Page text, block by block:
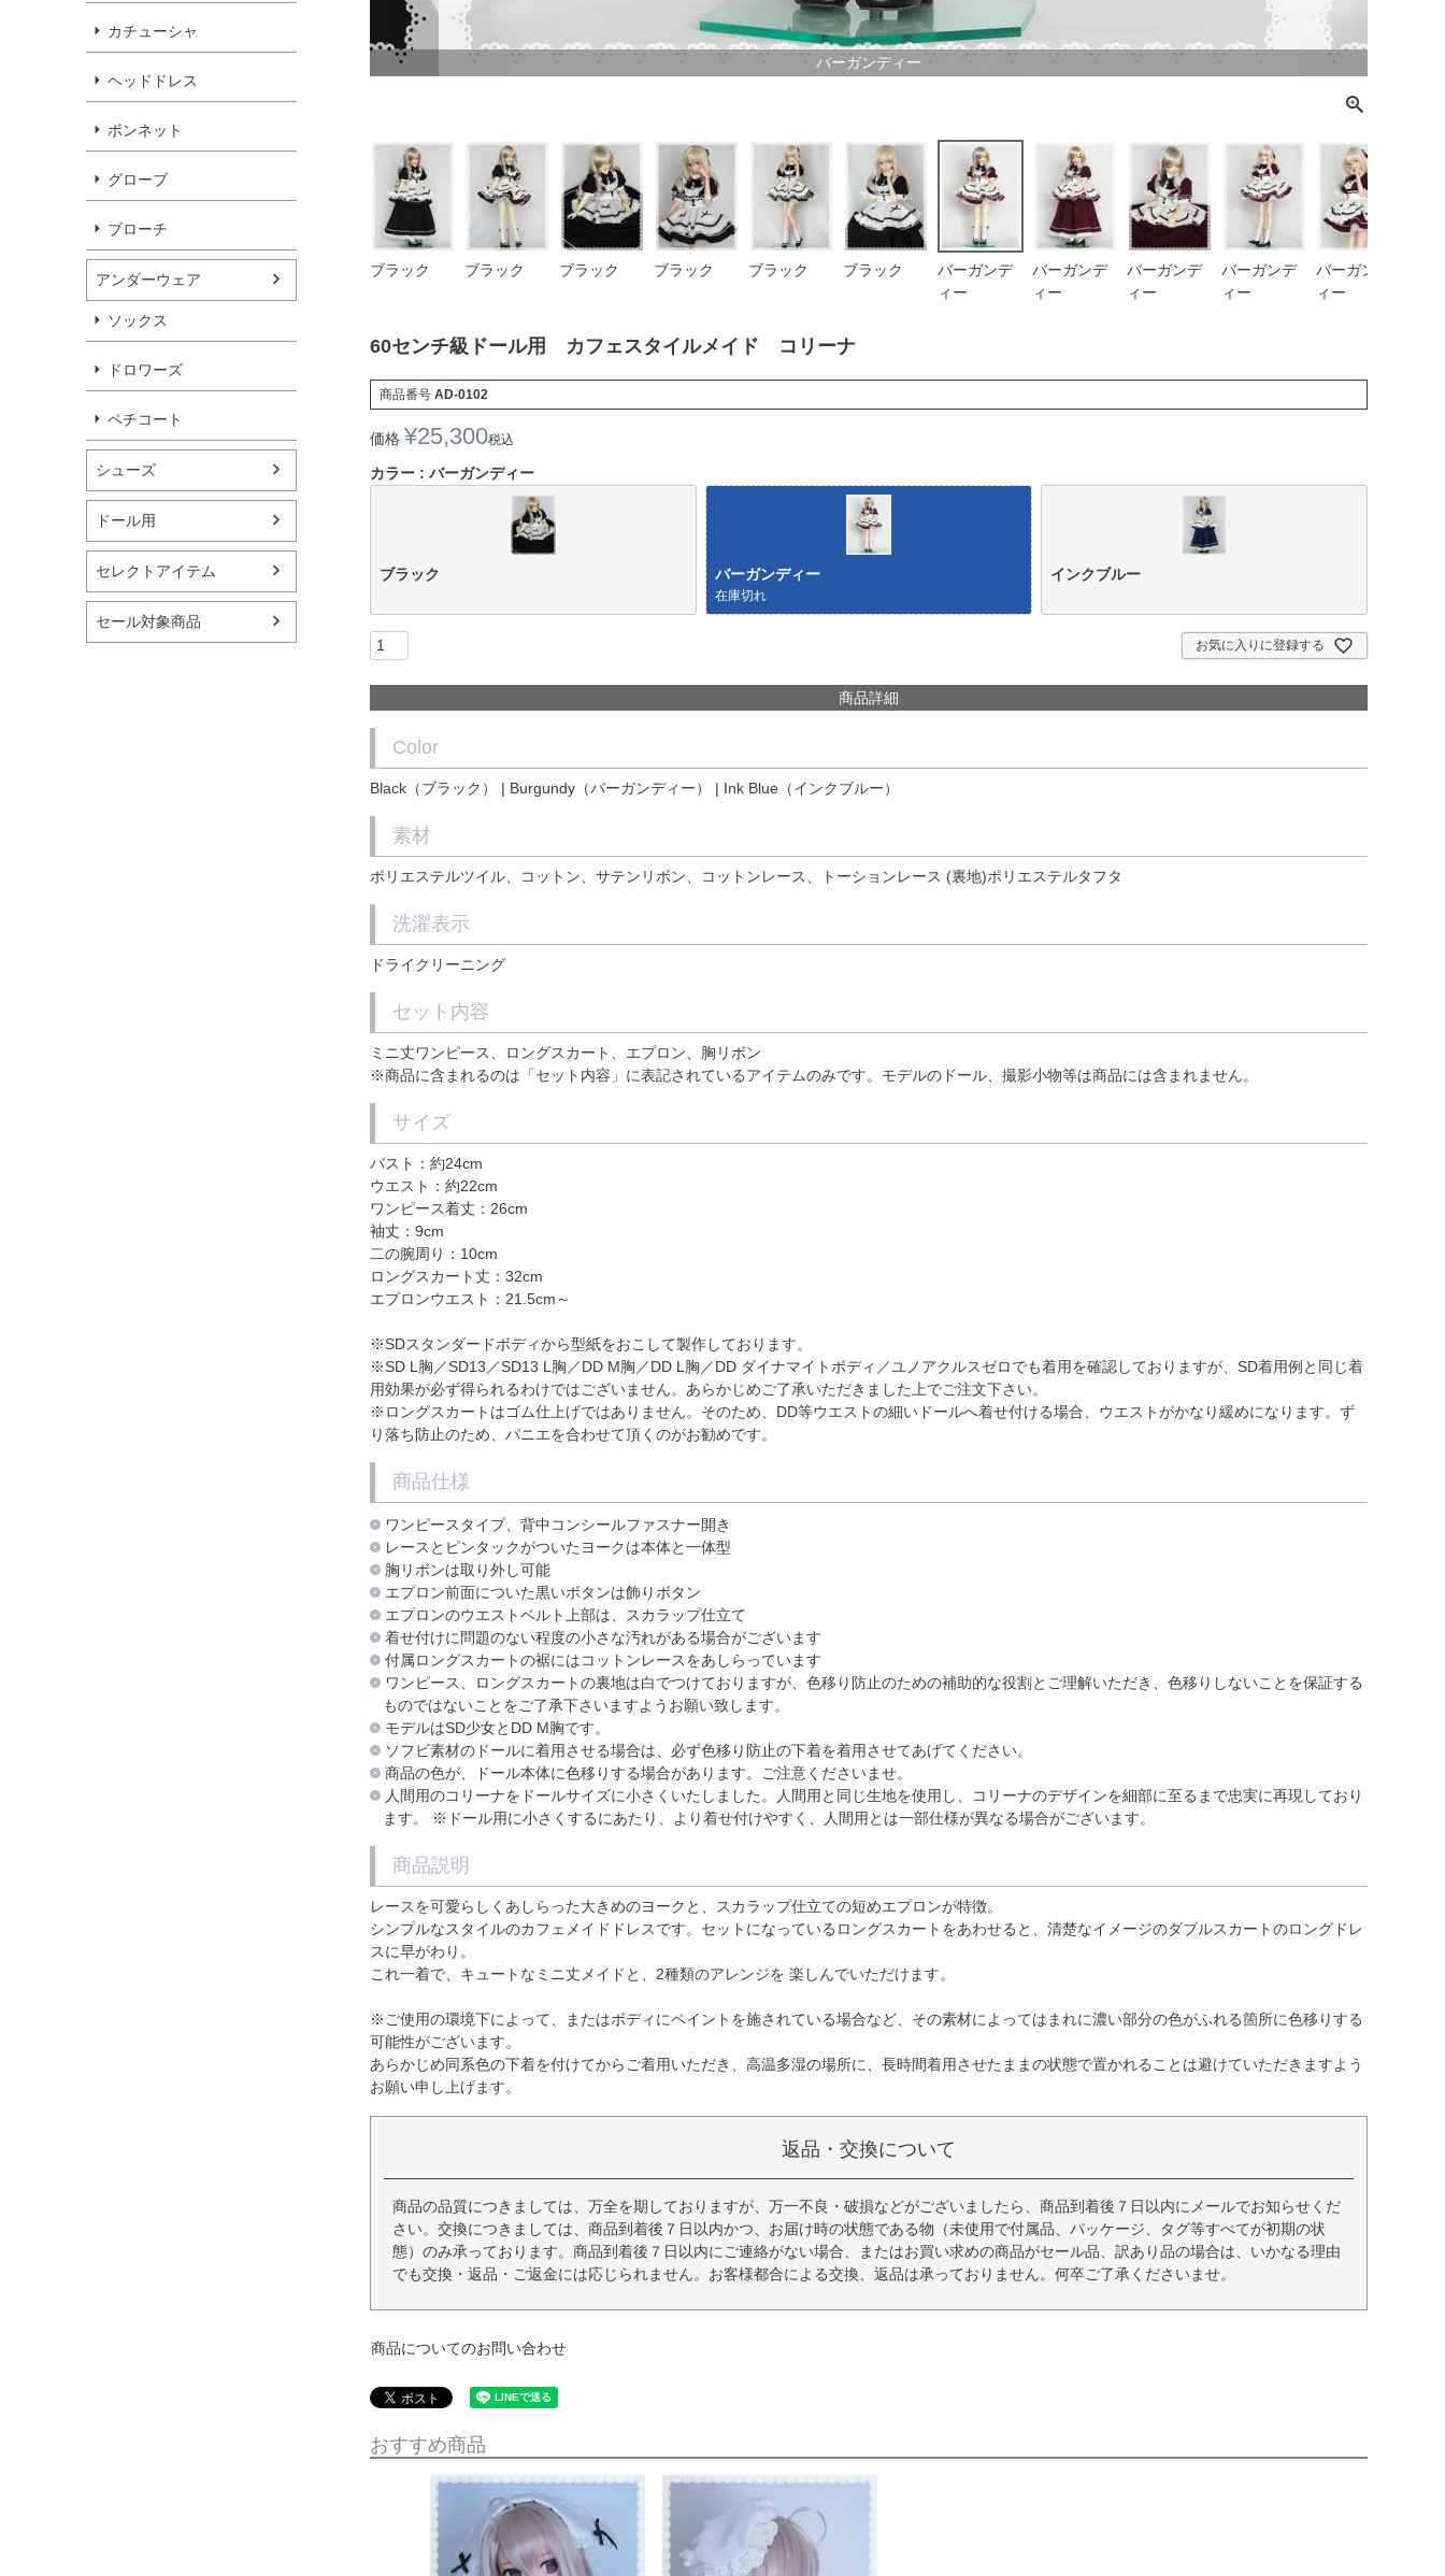
カチューシャ
ヘッドドレス
ボンネット
グローブ
ブローチ
アンダーウェア
ソックス
ドロワーズ
ペチコート
シューズ
ドール用
セレクトアイテム
セール対象商品
バーガンディー
ブラック ブラック ブラック ブラック ブラック ブラック
バーガンデ
ィー
バーガンデ
ィー
バーガンデ
ィー
バーガンデ
ィー
バーガンデ
ィー
60センチ級ドール用 カフェスタイルメイド コリーナ
商品番号 AD-0102
価格 ¥25,300税込
カラー バーガンディー
ブラック バーガンディー
在庫切れ
インクブルー
お気に入りに登録する
商品詳細
Color
Black（ブラック） | Burgundy（バーガンディー） | Ink Blue（インクブルー）
素材
ポリエステルツイル、コットン、サテンリボン、コットンレース、トーションレース (裏地)ポリエステルタフタ
洗濯表示
ドライクリーニング
セット内容
ミニ丈ワンピース、ロングスカート、エプロン、胸リボン
※商品に含まれるのは「セット内容」に表記されているアイテムのみです。モデルのドール、撮影小物等は商品には含まれません。
サイズ
バスト：約24cm
ウエスト：約22cm
ワンピース着丈：26cm
袖丈：9cm
二の腕周り：10cm
ロングスカート丈：32cm
エプロンウエスト：21.5cm～
※SDスタンダードボディから型紙をおこして製作しております。
※SD L胸／SD13／SD13 L胸／DD M胸／DD L胸／DD ダイナマイトボディ／ユノアクルスゼロでも着用を確認しておりますが、SD着用例と同じ着
用効果が必ず得られるわけではございません。あらかじめご了承いただきました上でご注文下さい。
※ロングスカートはゴム仕上げではありません。そのため、DD等ウエストの細いドールへ着せ付ける場合、ウエストがかなり緩めになります。ず
り落ち防止のため、パニエを合わせて頂くのがお勧めです。
商品仕様
ワンピースタイプ、背中コンシールファスナー開き
レースとピンタックがついたヨークは本体と一体型
胸リボンは取り外し可能
エプロン前面についた黒いボタンは飾りボタン
エプロンのウエストベルト上部は、スカラップ仕立て
着せ付けに問題のない程度の小さな汚れがある場合がございます
付属ロングスカートの裾にはコットンレースをあしらっています
ワンピース、ロングスカートの裏地は白でつけておりますが、色移り防止のための補助的な役割とご理解いただき、色移りしないことを保証する
ものではないことをご了承下さいますようお願い致します。
モデルはSD少女とDD M胸です。
ソフビ素材のドールに着用させる場合は、必ず色移り防止の下着を着用させてあげてください。
商品の色が、ドール本体に色移りする場合があります。ご注意くださいませ。
人間用のコリーナをドールサイズに小さくいたしました。人間用と同じ生地を使用し、コリーナのデザインを細部に至るまで忠実に再現しており
ます。 ※ドール用に小さくするにあたり、より着せ付けやすく、人間用とは一部仕様が異なる場合がございます。
商品説明
レースを可愛らしくあしらった大きめのヨークと、スカラップ仕立ての短めエプロンが特徴。
シンプルなスタイルのカフェメイドドレスです。セットになっているロングスカートをあわせると、清楚なイメージのダブルスカートのロングドレ
スに早がわり。
これ一着で、キュートなミニ丈メイドと、2種類のアレンジを 楽しんでいただけます。
※ご使用の環境下によって、またはボディにペイントを施されている場合など、その素材によってはまれに濃い部分の色がふれる箇所に色移りする
可能性がございます。
あらかじめ同系色の下着を付けてからご着用いただき、高温多湿の場所に、長時間着用させたままの状態で置かれることは避けていただきますよう
お願い申し上げます。
返品・交換について
商品の品質につきましては、万全を期しておりますが、万一不良・破損などがございましたら、商品到着後７日以内にメールでお知らせくだ
さい。交換につきましては、商品到着後７日以内かつ、お届け時の状態である物（未使用で付属品、パッケージ、タグ等すべてが初期の状
態）のみ承っております。商品到着後７日以内にご連絡がない場合、またはお買い求めの商品がセール品、訳あり品の場合は、いかなる理由
でも交換・返品・ご返金には応じられません。お客様都合による交換、返品は承っておりません。何卒ご了承くださいませ。
商品についてのお問い合わせ
おすすめ商品